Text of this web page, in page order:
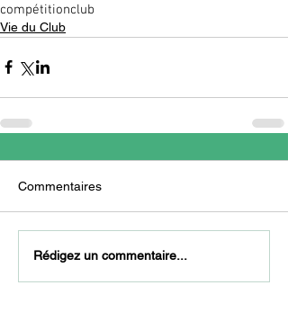
compétitionclub
Vie du Club
Commentaires
Rédigez un commentaire...